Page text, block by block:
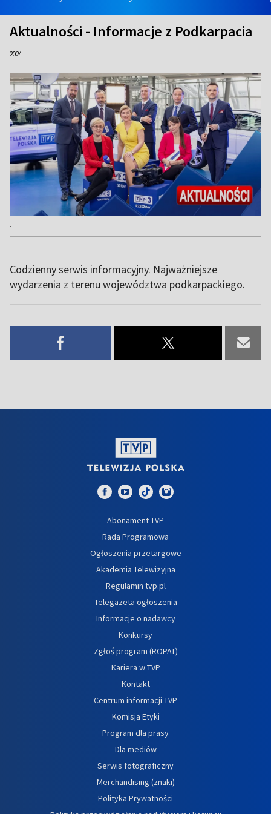
Aktualności - Informacje z Podkarpacia
2024
.
Codzienny serwis informacyjny. Najważniejsze
wydarzenia z terenu województwa podkarpackiego.
Abonament TVP
Rada Programowa
Ogłoszenia przetargowe
Akademia Telewizyjna
Regulamin tvp.pl
Telegazeta ogłoszenia
Informacje o nadawcy
Konkursy
Zgłoś program (ROPAT)
Kariera w TVP
Kontakt
Centrum informacji TVP
Komisja Etyki
Program dla prasy
Dla mediów
Serwis fotograficzny
Merchandising (znaki)
Polityka Prywatności